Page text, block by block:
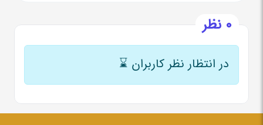
0 نظر
در انتظار نظر کاربران ⌛